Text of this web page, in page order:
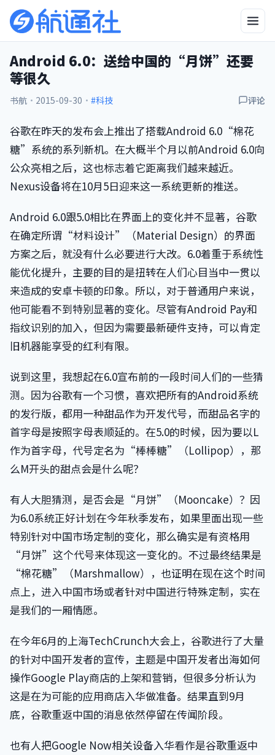
Android 6.0：送给中国的“月饼”还要
等很久
书航 · 2015-09-30 · #科技 评论
谷歌在昨天的发布会上推出了搭载Android 6.0“棉花
糖”系统的系列新机。在大概半个月以前Android 6.0向
公众亮相之后，这也标志着它距离我们越来越近。
Nexus设备将在10月5日迎来这一系统更新的推送。
Android 6.0跟5.0相比在界面上的变化并不显著，谷歌
在确定所谓“材料设计”（Material Design）的界面
方案之后，就没有什么必要进行大改。6.0着重于系统性
能优化提升，主要的目的是扭转在人们心目当中一贯以
来造成的安卓卡顿的印象。所以，对于普通用户来说，
他可能看不到特别显著的变化。尽管有Android Pay和
指纹识别的加入，但因为需要最新硬件支持，可以肯定
旧机器能享受的红利有限。
说到这里，我想起在6.0宣布前的一段时间人们的一些猜
测。因为谷歌有一个习惯，喜欢把所有的Android系统
的发行版，都用一种甜品作为开发代号，而甜品名字的
首字母是按照字母表顺延的。在5.0的时候，因为要以L
作为首字母，代号定名为“棒棒糖”（Lollipop），那
么M开头的甜点会是什么呢？
有人大胆猜测，是否会是“月饼”（Mooncake）？因
为6.0系统正好计划在今年秋季发布，如果里面出现一些
特别针对中国市场定制的变化，那么确实是有资格用
“月饼”这个代号来体现这一变化的。不过最终结果是
“棉花糖”（Marshmallow），也证明在现在这个时间
点上，进入中国市场或者针对中国进行特殊定制，实在
是我们的一厢情愿。
在今年6月的上海TechCrunch大会上，谷歌进行了大量
的针对中国开发者的宣传，主题是中国开发者出海如何
操作Google Play商店的上架和营销，但很多分析认为
这是在为可能的应用商店入华做准备。结果直到9月
底，谷歌重返中国的消息依然停留在传闻阶段。
也有人把Google Now相关设备入华看作是谷歌重返中